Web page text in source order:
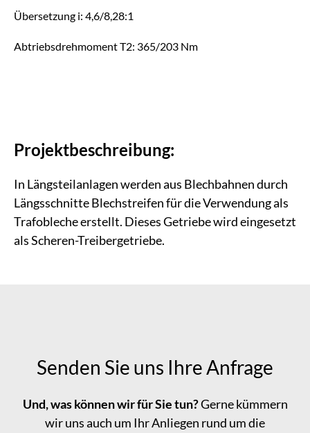
Übersetzung i: 4,6/8,28:1
Abtriebsdrehmoment T2: 365/203 Nm
Projektbeschreibung:
In Längsteilanlagen werden aus Blechbahnen durch
Längsschnitte Blechstreifen für die Verwendung als
Trafobleche erstellt. Dieses Getriebe wird eingesetzt
als Scheren-Treibergetriebe.
Senden Sie uns Ihre Anfrage
Und, was können wir für Sie tun?Gerne kümmern
wir uns auch um Ihr Anliegen rund um die